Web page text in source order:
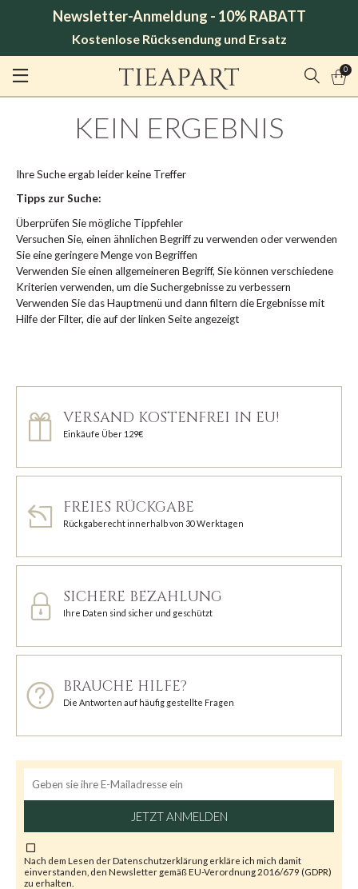
Newsletter-Anmeldung - 10% RABATT
Kostenlose Rücksendung und Ersatz
0
KEIN ERGEBNIS
Ihre Suche ergab leider keine Treffer
Tipps zur Suche:
Überprüfen Sie mögliche Tippfehler
Versuchen Sie, einen ähnlichen Begriff zu verwenden oder verwenden
Sie eine geringere Menge von Begriffen
Verwenden Sie einen allgemeineren Begriff, Sie können verschiedene
Kriterien verwenden, um die Suchergebnisse zu verbessern
Verwenden Sie das Hauptmenü und dann filtern die Ergebnisse mit
Hilfe der Filter, die auf der linken Seite angezeigt
VERSAND KOSTENFREI IN EU!
Einkäufe Über 129€
FREIES RÜCKGABE
Rückgaberecht innerhalb von 30 Werktagen
SICHERE BEZAHLUNG
Ihre Daten sind sicher und geschützt
BRAUCHE HILFE?
Die Antworten auf häufig gestellte Fragen
JETZT ANMELDEN
Nach dem Lesen derDatenschutzerklärung erkläre ich mich damit
einverstanden, den Newsletter gemäß EU-Verordnung 2016/679 (GDPR)
zu erhalten.